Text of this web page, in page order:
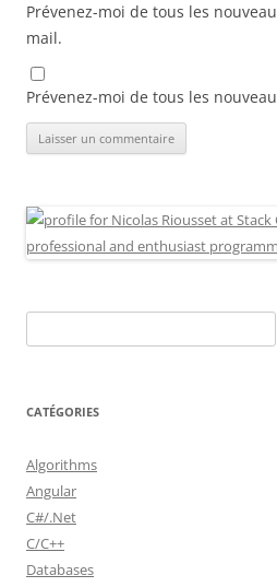
Prévenez-moi de tous les
mail.
Prévenez-moi de tous les
CATÉGORIES
Algorithms
Angular
C#/.Net
C/C++
Databases